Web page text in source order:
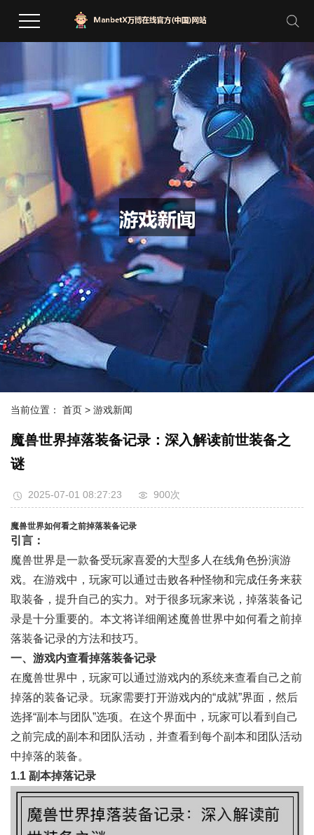
当前位置： 首页 > 游戏新闻
魔兽世界掉落装备记录：深入解读前世装备之
谜
2025-07-01 08:27:23 900次
魔兽世界如何看之前掉落装备记录
引言：
魔兽世界是一款备受玩家喜爱的大型多人在线角色扮演游
戏。在游戏中，玩家可以通过击败各种怪物和完成任务来获
取装备，提升自己的实力。对于很多玩家来说，掉落装备记
录是十分重要的。本文将详细阐述魔兽世界中如何看之前掉
落装备记录的方法和技巧。
一、游戏内查看掉落装备记录
在魔兽世界中，玩家可以通过游戏内的系统来查看自己之前
掉落的装备记录。玩家需要打开游戏内的“成就”界面，然后
选择“副本与团队”选项。在这个界面中，玩家可以看到自己
之前完成的副本和团队活动，并查看到每个副本和团队活动
中掉落的装备。
1.1 副本掉落记录